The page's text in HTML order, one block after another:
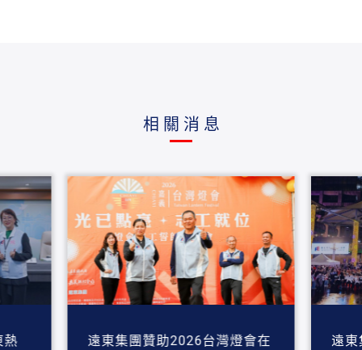
相關消息
遠東集團贊助2026台灣燈會在
遠